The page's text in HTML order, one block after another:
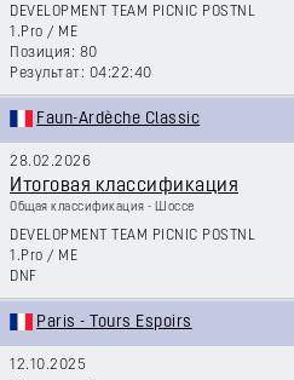
DEVELOPMENT TEAM PICNIC POSTNL
1.Pro / ME
80
04:22:40
Faun-Ardèche Classic
28.02.2026
Итоговая классификация
Общая классификация - Шоссе
DEVELOPMENT TEAM PICNIC POSTNL
1.Pro / ME
DNF
Paris - Tours Espoirs
12.10.2025